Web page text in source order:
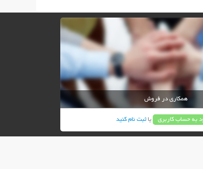
همکاری در فروش
به حساب کاربری یاثبت نام کنید